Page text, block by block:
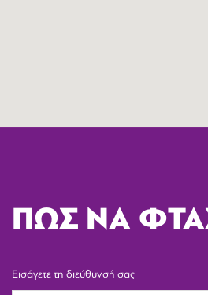
ΠΩΣ ΝΑ
Εισάγετε τη διεύθυνσή σας